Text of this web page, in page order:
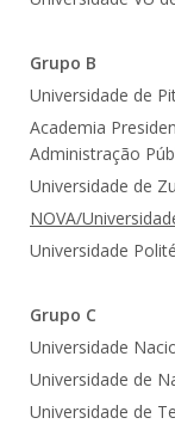
Grupo B
Universidade de
Academia
Administração
Universidade de
NOVA/
Universidade
Grupo C
Universidade
Universidade de
Universidade de